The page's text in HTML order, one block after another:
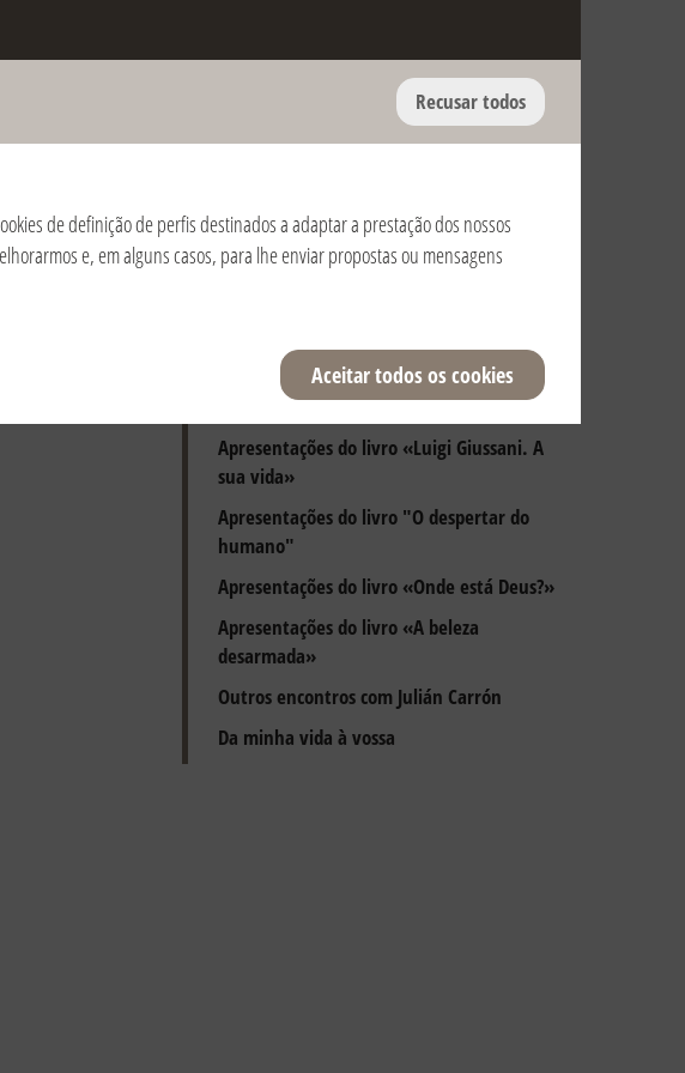
Aniversário da morte de Dom Giussani e
Apresentações dos livros de Luigi Giussani
Exercícios Espirituais
Peregrinações
Apresentações do livro «Luigi Giussani. A
sua vida»
Apresentações do livro "O despertar do
humano"
Apresentações do livro «Onde está Deus?»
Apresentações do livro «A beleza
desarmada»
Outros encontros com Julián Carrón
Da minha vida à vossa
Recusar todos
de definição de perfis destinados a adaptar a prestação dos nossos
e, em alguns casos, para lhe enviar propostas ou mensagens
Aceitar todos os cookies